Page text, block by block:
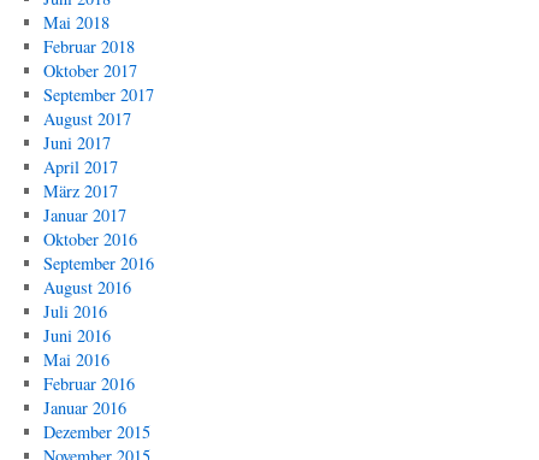
Mai 2018
Februar 2018
Oktober 2017
September 2017
August 2017
Juni 2017
April 2017
März 2017
Januar 2017
Oktober 2016
September 2016
August 2016
Juli 2016
Juni 2016
Mai 2016
Februar 2016
Januar 2016
Dezember 2015